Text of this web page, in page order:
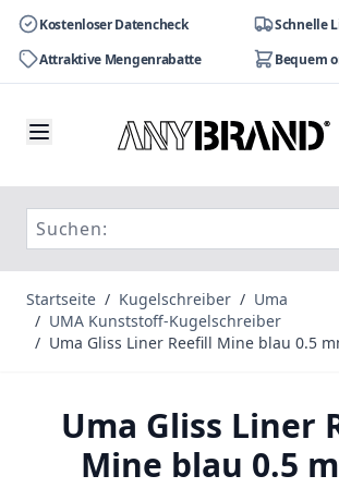
Kostenloser Datencheck
Schnelle
Attraktive Mengenrabatte
Bequem
Startseite / Kugelschreiber / Uma
/ UMA Kunststoff-Kugelschreiber
/ Uma Gliss Liner Reefill Mine blau 0.5
Uma Gliss Liner
Mine blau 0.5